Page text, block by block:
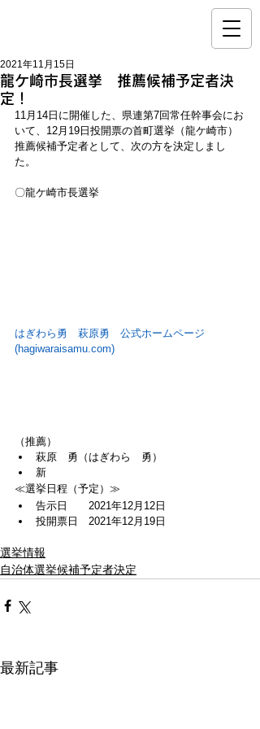
龍ケ崎市長選挙 推薦候補予定者決
定！
2021年11月15日
11月14日に開催した、県連第7回常任幹事会にお
いて、12月19日投開票の首町選挙（龍ケ崎市）
推薦候補予定者として、次の方を決定しまし
た。
〇龍ケ崎市長選挙
はぎわら勇　萩原勇　公式ホームページ
(hagiwaraisamu.com)
（推薦）
萩原　勇（はぎわら　勇）
新
≪選挙日程（予定）≫
告示日　　2021年12月12日
投開票日　2021年12月19日
選挙情報
自治体選挙候補予定者決定
最新記事